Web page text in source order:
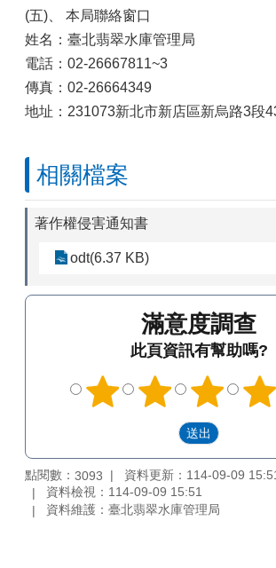
(五)、 本局聯絡窗口
姓名：臺北翡翠水庫管理局
電話：02-26667811~3
傳真：02-26664349
地址：231073新北市新店區新烏路3段
相關檔案
著作權侵害通知書
odt(6.37 KB)
滿意度調查
此頁資訊有幫助嗎?
點閱數： 3093
資料更新：114-09-09
資料檢視：114-09-09 15:51
資料維護：臺北翡翠水庫管理局